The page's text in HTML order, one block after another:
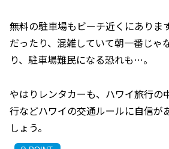
無料の駐車場もビーチ近くにありま
だったり、混雑していて朝一番じゃ
り、駐車場難民になる恐れも…。
やはりレンタカーも、ハワイ旅行の
行などハワイの交通ルールに自信が
しょう。